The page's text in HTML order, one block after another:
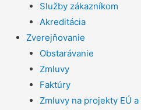
Služby zákazníkom
Akreditácia
Zverejňovanie
Obstarávanie
Zmluvy
Faktúry
Zmluvy na projekty EÚ a